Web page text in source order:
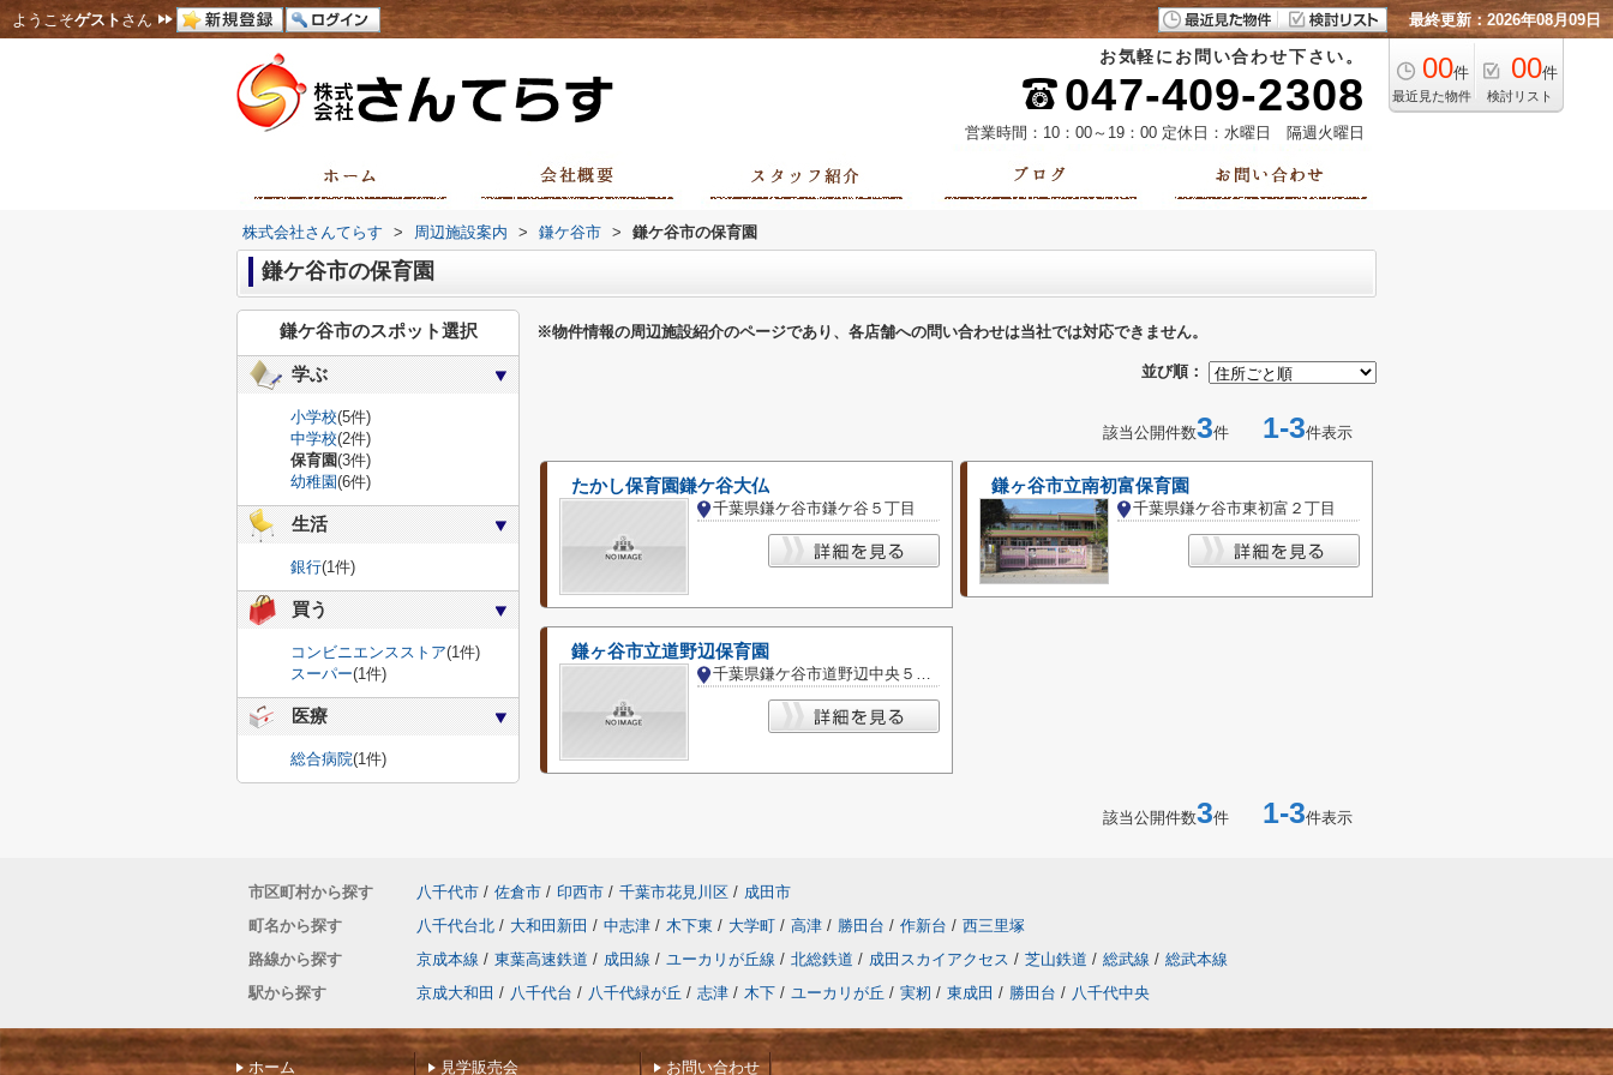
ようこそゲストさん 最終更新：2026年08月09日
お気軽にお問い合わせ下さい。
047-409-2308
営業時間：10：00～19：00 定休日：水曜日 隔週火曜日
00件
最近見た物件
00件
検討リスト
株式会社さんてらす > 周辺施設案内 > 鎌ケ谷市 > 鎌ケ谷市の保育園
鎌ケ谷市の保育園
※物件情報の周辺施設紹介のページであり、各店舗への問い合わせは当社では対応できません。
並び順：
該当公開件数3件 1-3件表示
たかし保育園鎌ケ谷大仏
千葉県鎌ケ谷市鎌ケ谷５丁目
鎌ヶ谷市立南初富保育園
千葉県鎌ケ谷市東初富２丁目
鎌ヶ谷市立道野辺保育園
千葉県鎌ケ谷市道野辺中央５丁目
該当公開件数3件 1-3件表示
鎌ケ谷市のスポット選択
学ぶ
小学校(5件)
中学校(2件)
保育園(3件)
幼稚園(6件)
生活
銀行(1件)
買う
コンビニエンスストア(1件)
スーパー(1件)
医療
総合病院(1件)
市区町村から探す 八千代市 / 佐倉市 / 印西市 / 千葉市花見川区 / 成田市
町名から探す
八千代台北 / 大和田新田 / 中志津 / 木下東 / 大学町 / 高津 / 勝田台 / 作新台 / 西三里塚
路線から探す
京成本線 / 東葉高速鉄道 / 成田線 / ユーカリが丘線 / 北総鉄道 / 成田スカイアクセス / 芝山鉄道 / 総武線 / 総武本線
駅から探す
京成大和田 / 八千代台 / 八千代緑が丘 / 志津 / 木下 / ユーカリが丘 / 実籾 / 東成田 / 勝田台 / 八千代中央
ホーム 見学販売会 お問い合わせ